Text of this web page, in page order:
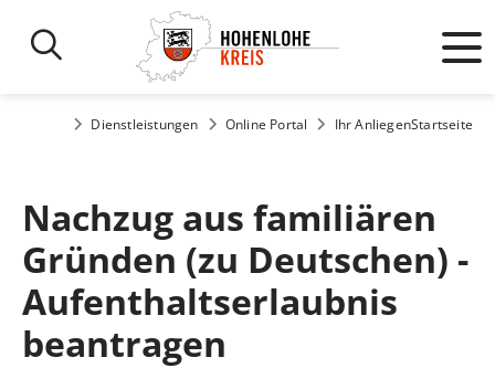
Startseite
Ihr Anliegen
Online Portal
Dienstleistungen
Nachzug aus familiären
Gründen (zu Deutschen) -
Aufenthaltserlaubnis
beantragen